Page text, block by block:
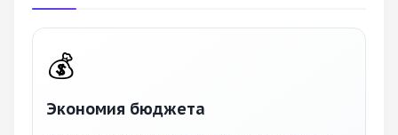
💰
Экономия бюджета